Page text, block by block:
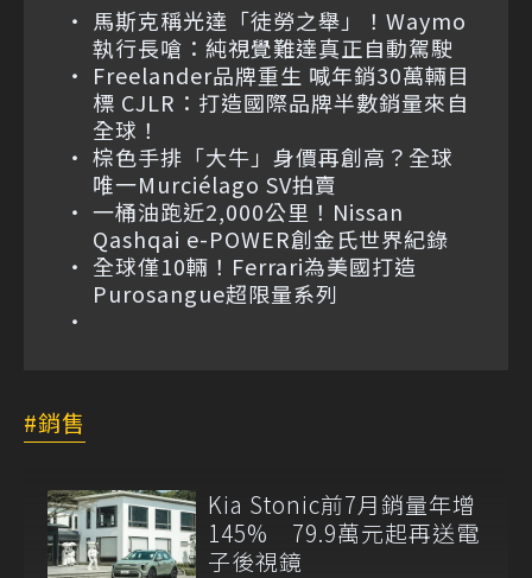
馬斯克稱光達「徒勞之舉」！Waymo
執行長嗆：純視覺難達真正自動駕駛
Freelander品牌重生 喊年銷30萬輛目
標 CJLR：打造國際品牌半數銷量來自
全球！
棕色手排「大牛」身價再創高？全球
唯一Murciélago SV拍賣
一桶油跑近2,000公里！Nissan
Qashqai e-POWER創金氏世界紀錄
全球僅10輛！Ferrari為美國打造
Purosangue超限量系列
銷售
Kia Stonic前7月銷量年增
145% 79.9萬元起再送電
子後視鏡